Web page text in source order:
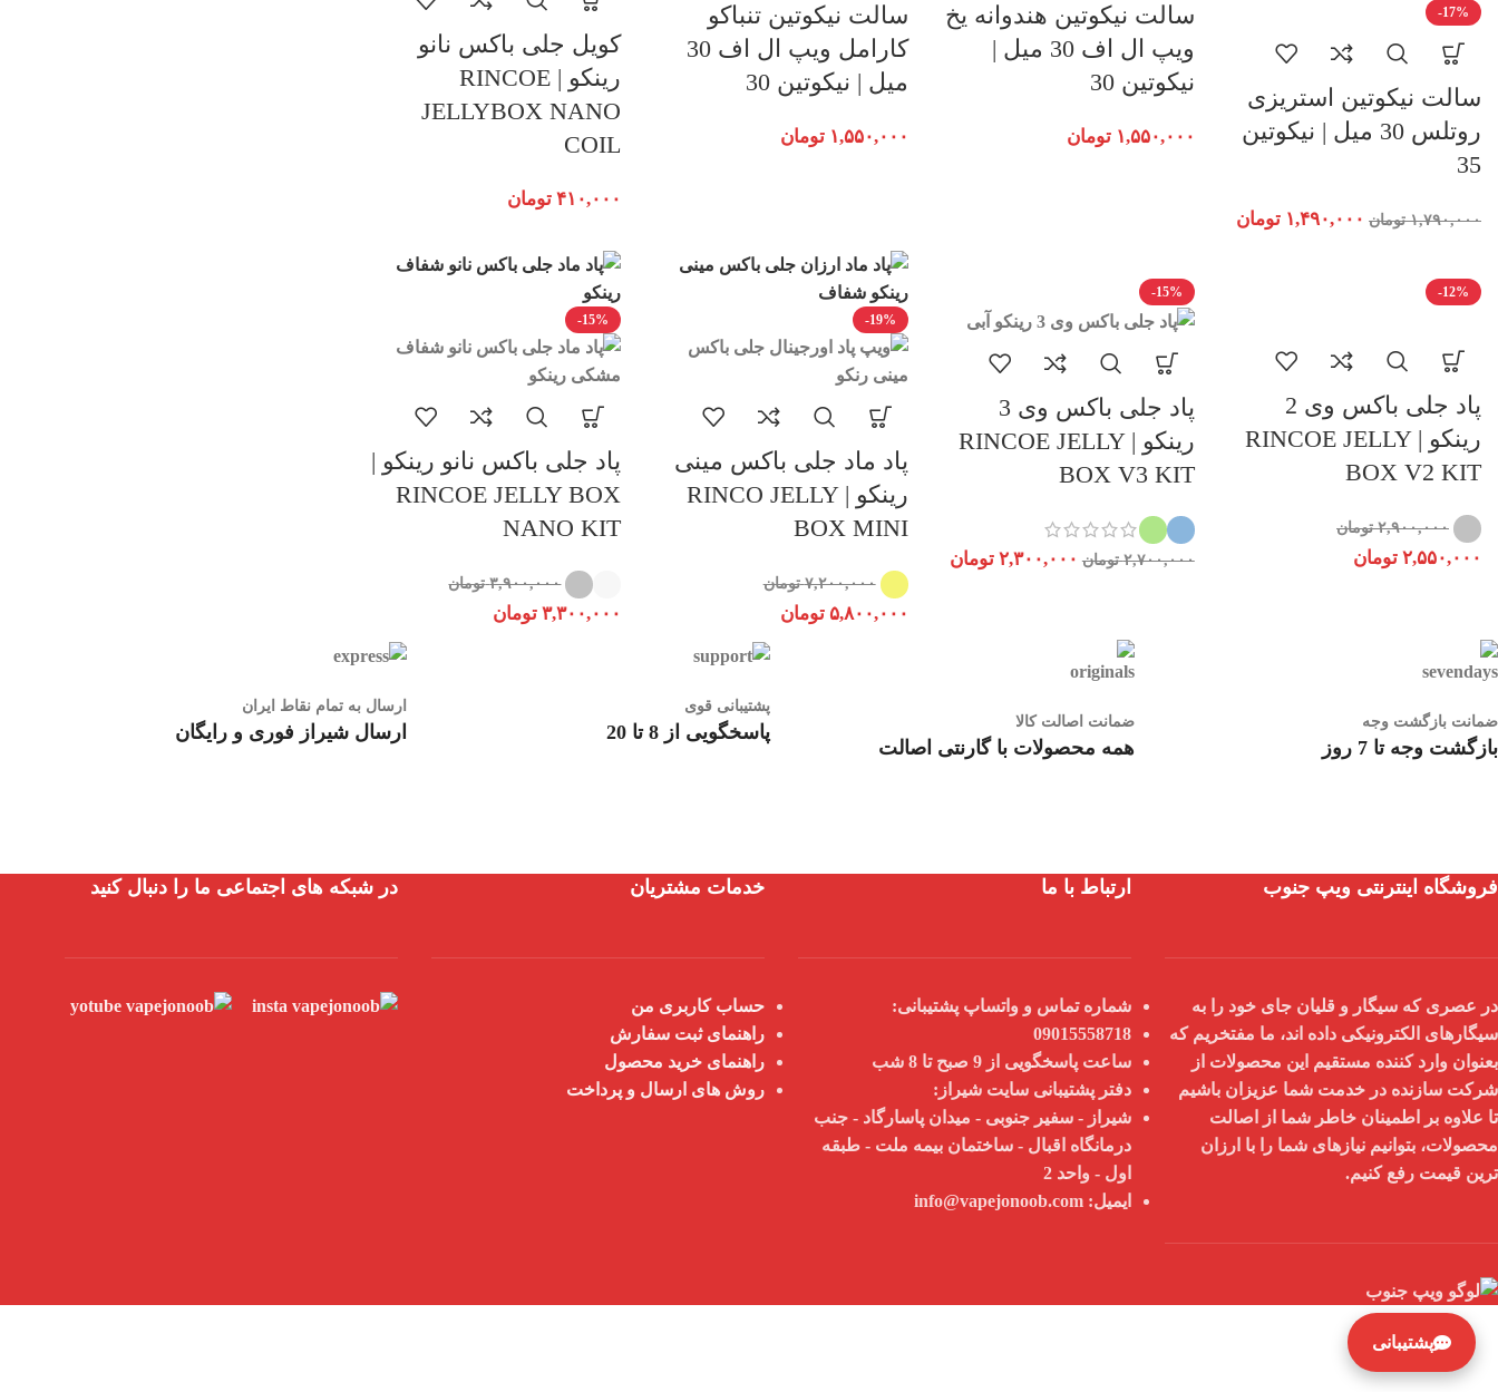
-17%
سالت نیکوتین استریزی
روتلس 30 میل | نیکوتین
35
۱,۷۹۰,۰۰۰ تومان ۱,۴۹۰,۰۰۰ تومان
سالت نیکوتین هندوانه یخ
ویپ ال اف 30 میل |
نیکوتین 30
۱,۵۵۰,۰۰۰ تومان
سالت نیکوتین تنباکو
کارامل ویپ ال اف 30
میل | نیکوتین 30
۱,۵۵۰,۰۰۰ تومان
کویل جلی باکس نانو
رینکو | RINCOE
JELLYBOX NANO
COIL
۴۱۰,۰۰۰ تومان
-12%
پاد جلی باکس وی 2
رینکو | RINCOE JELLY
BOX V2 KIT
۲,۹۰۰,۰۰۰ تومان
۲,۵۵۰,۰۰۰ تومان
-15%
پاد جلی باکس وی 3
رینکو | RINCOE JELLY
BOX V3 KIT
۲,۷۰۰,۰۰۰ تومان ۲,۳۰۰,۰۰۰ تومان
-19%
پاد ماد جلی باکس مینی
رینکو | RINCO JELLY
BOX MINI
۷,۲۰۰,۰۰۰ تومان
۵,۸۰۰,۰۰۰ تومان
-15%
پاد جلی باکس نانو رینکو |
RINCOE JELLY BOX
NANO KIT
۳,۹۰۰,۰۰۰ تومان
۳,۳۰۰,۰۰۰ تومان
ضمانت بازگشت وجه
بازگشت وجه تا 7 روز
ضمانت اصالت کالا
همه محصولات با گارنتی اصالت
پشتیبانی قوی
پاسخگویی از 8 تا 20
ارسال به تمام نقاط ایران
ارسال شیراز فوری و رایگان
فروشگاه اینترنتی ویپ جنوب
در عصری که سیگار و قلیان جای خود را به
سیگارهای الکترونیکی داده اند، ما مفتخریم که
بعنوان وارد کننده مستقیم این محصولات از
شرکت سازنده در خدمت شما عزیزان باشیم
تا علاوه بر اطمینان خاطر شما از
اصالت
محصولات، بتوانیم نیازهای شما را با ارزان
ترین قیمت رفع کنیم.
ارتباط با ما
شماره تماس و واتساپ پشتیبانی:
09015558718
ساعت پاسخگویی از 9 صبح تا 8 شب
دفتر پشتیبانی سایت شیراز:
شیراز - سفیر جنوبی - میدان پاسارگاد - جنب
درمانگاه اقبال - ساختمان بیمه ملت - طبقه
اول - واحد 2
ایمیل:
خدمات مشتریان
حساب کاربری من
راهنمای ثبت سفارش
راهنمای خرید محصول
روش های ارسال و پرداخت
در شبکه های اجتماعی ما را دنبال کنید
پشتیبانی